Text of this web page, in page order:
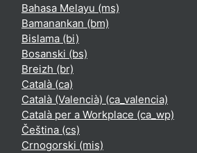
Bahasa Melayu ‎(ms)‎
Bamanankan ‎(bm)‎
Bislama ‎(bi)‎
Bosanski ‎(bs)‎
Breizh ‎(br)‎
Català ‎(ca)‎
Català (Valencià) ‎(ca_valencia)‎
Català per a Workplace ‎(ca_wp)‎
Čeština ‎(cs)‎
Crnogorski ‎(mis)‎